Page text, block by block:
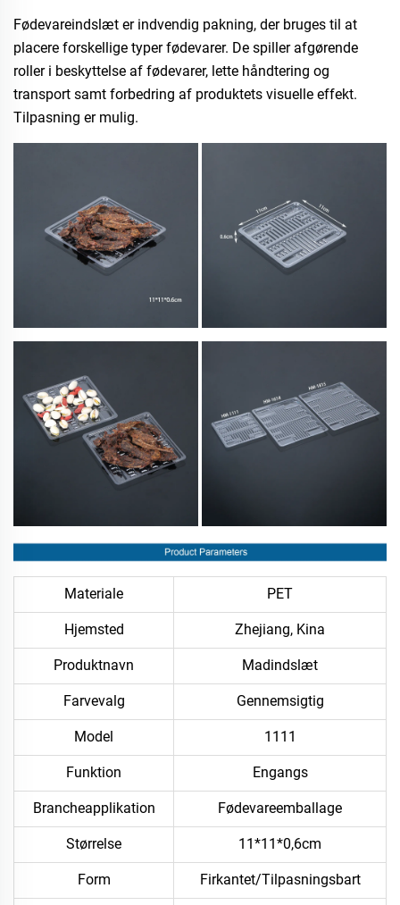
Fødevareindslæt er indvendig pakning, der bruges til at
placere forskellige typer fødevarer. De spiller afgørende
roller i beskyttelse af fødevarer, lette håndtering og
transport samt forbedring af produktets visuelle effekt.
Tilpasning er mulig.
Materiale PET
Hjemsted Zhejiang, Kina
Produktnavn Madindslæt
Farvevalg Gennemsigtig
Model 1111
Funktion Engangs
Brancheapplikation Fødevareemballage
Størrelse 11*11*0,6cm
Form Firkantet/Tilpasningsbart